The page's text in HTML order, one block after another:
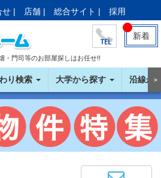
せ | 店舗 | 総合サイト | 採用
新着
・門司等のお部屋探しはお任せ!!
り検索 大学から探す 沿線か＞